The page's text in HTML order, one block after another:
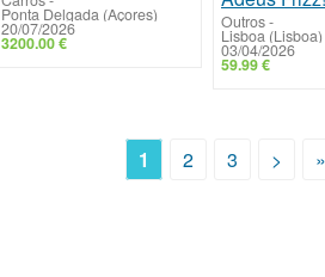
Ponta Delgada (Açores)
20/07/2026
3200.00 €
Outros-
Lisboa (Lisboa)
03/04/2026
59.99 €
1 2 3 > »